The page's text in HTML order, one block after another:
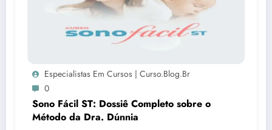
Especialistas Em Cursos | Curso.blog.br
0
Sono Fácil ST: Dossiê Completo sobre o
Método da Dra. Dúnnia